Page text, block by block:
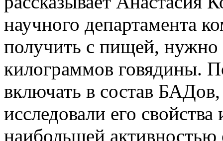
научного департамента
получить с пищей, нужно
килограммов говядины.
включать в состав
исследовали его
наибольшей